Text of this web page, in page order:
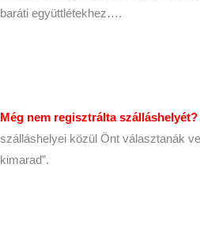
baráti együttlétekhez….
Még nem regisztrálta szálláshelyét?
szálláshelyei közül Önt választanák
kimarad”.